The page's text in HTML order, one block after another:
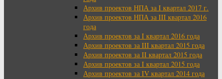
Архив проектов НПА за I квартал 2017 г.
Архив проектов НПА за III квартал 2016
года
Архив проектов за I квартал 2016 года
Архив проектов за III квартал 2015 года
Архив проектов за II квартал 2015 года
Архив проектов за I квартал 2015 года
Архив проектов за IV квартал 2014 года